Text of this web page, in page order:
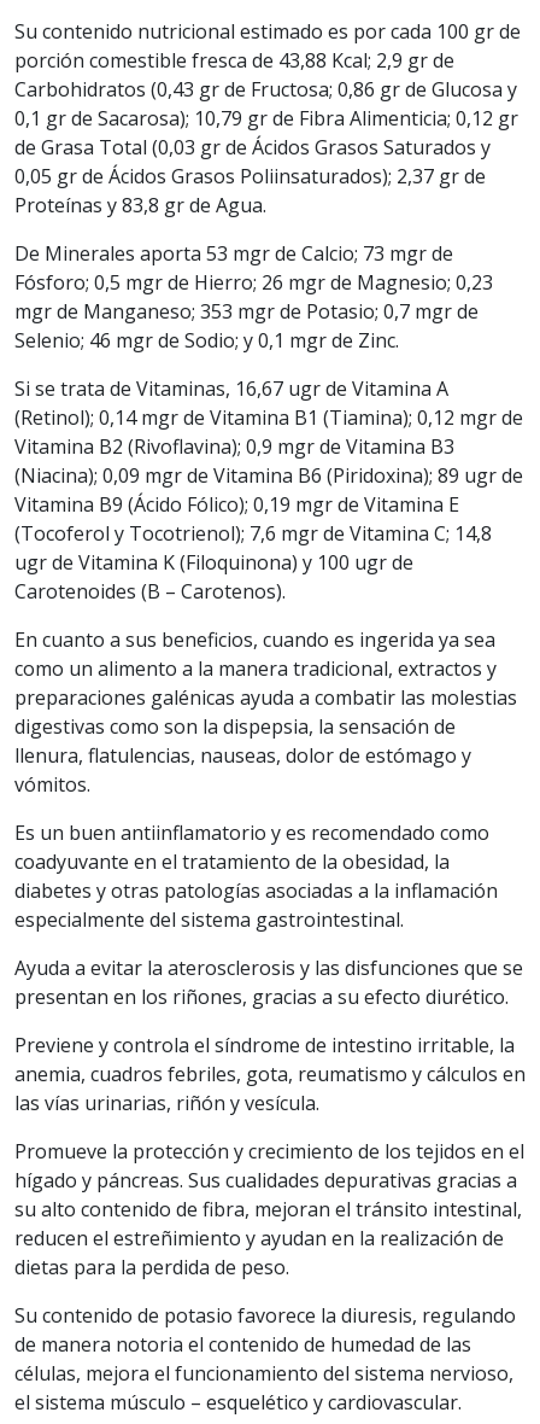
Su contenido nutricional estimado es por cada 100 gr de
porción comestible fresca de 43,88 Kcal; 2,9 gr de
Carbohidratos (0,43 gr de Fructosa; 0,86 gr de Glucosa y
0,1 gr de Sacarosa); 10,79 gr de Fibra Alimenticia; 0,12 gr
de Grasa Total (0,03 gr de Ácidos Grasos Saturados y
0,05 gr de Ácidos Grasos Poliinsaturados); 2,37 gr de
Proteínas y 83,8 gr de Agua.
De Minerales aporta 53 mgr de Calcio; 73 mgr de
Fósforo; 0,5 mgr de Hierro; 26 mgr de Magnesio; 0,23
mgr de Manganeso; 353 mgr de Potasio; 0,7 mgr de
Selenio; 46 mgr de Sodio; y 0,1 mgr de Zinc.
Si se trata de Vitaminas, 16,67 ugr de Vitamina A
(Retinol); 0,14 mgr de Vitamina B1 (Tiamina); 0,12 mgr de
Vitamina B2 (Rivoflavina); 0,9 mgr de Vitamina B3
(Niacina); 0,09 mgr de Vitamina B6 (Piridoxina); 89 ugr de
Vitamina B9 (Ácido Fólico); 0,19 mgr de Vitamina E
(Tocoferol y Tocotrienol); 7,6 mgr de Vitamina C; 14,8
ugr de Vitamina K (Filoquinona) y 100 ugr de
Carotenoides (B – Carotenos).
En cuanto a sus beneficios, cuando es ingerida ya sea
como un alimento a la manera tradicional, extractos y
preparaciones galénicas ayuda a combatir las molestias
digestivas como son la dispepsia, la sensación de
llenura, flatulencias, nauseas, dolor de estómago y
vómitos.
Es un buen antiinflamatorio y es recomendado como
coadyuvante en el tratamiento de la obesidad, la
diabetes y otras patologías asociadas a la inflamación
especialmente del sistema gastrointestinal.
Ayuda a evitar la aterosclerosis y las disfunciones que se
presentan en los riñones, gracias a su efecto diurético.
Previene y controla el síndrome de intestino irritable, la
anemia, cuadros febriles, gota, reumatismo y cálculos en
las vías urinarias, riñón y vesícula.
Promueve la protección y crecimiento de los tejidos en el
hígado y páncreas. Sus cualidades depurativas gracias a
su alto contenido de fibra, mejoran el tránsito intestinal,
reducen el estreñimiento y ayudan en la realización de
dietas para la perdida de peso.
Su contenido de potasio favorece la diuresis, regulando
de manera notoria el contenido de humedad de las
células, mejora el funcionamiento del sistema nervioso,
el sistema músculo – esquelético y cardiovascular.